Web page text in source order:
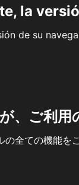
la
de su
、ご利
全ての機能を